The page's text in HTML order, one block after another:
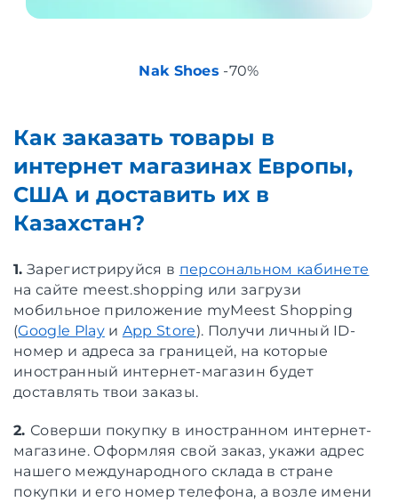
Nak Shoes -70%
Как заказать товары в
интернет магазинах Европы,
США и доставить их в
Казахстан?
1. Зарегистрируйся в персональном кабинете
на сайте meest.shopping или загрузи
мобильное приложение myMeest Shopping
(Google Playи App Store). Получи личный ID-
номер и адреса за границей, на которые
иностранный интернет-магазин будет
доставлять твои заказы.
2. Соверши покупку в иностранном интернет-
магазине. Оформляя свой заказ, укажи адрес
нашего международного склада в стране
покупки и его номер телефона, а возле имени